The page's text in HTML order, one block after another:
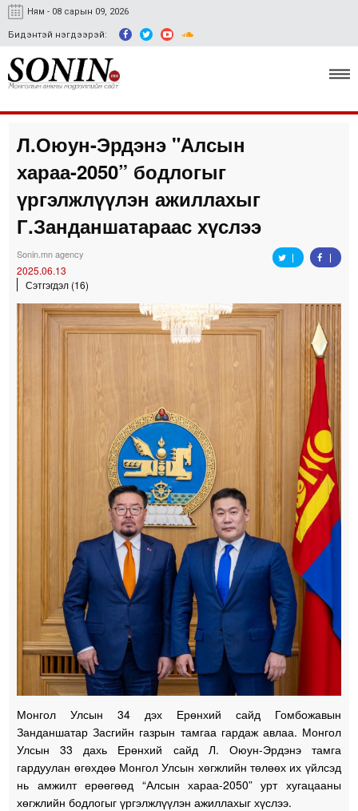
Ням - 08 сарын 09, 2026
Бидэнтэй нэгдээрэй:
Улс төр, эдийн засаг
Гэмт хэрэг
Л.Оюун-Эрдэнэ "Алсын
хараа-2050” бодлогыг
үргэлжлүүлэн ажиллахыг
Г.Занданшатараас хүслээ
Sonin.mn agency
2025.06.13
Сэтгэгдэл (16)
Монгол Улсын 34 дэх Ерөнхий сайд Гомбожавын
Занданшатар Засгийн газрын тамгаа гардаж авлаа. Монгол
Улсын 33 дахь Ерөнхий сайд Л. Оюун-Эрдэнэ тамга
гардуулан өгөхдөө Монгол Улсын хөгжлийн төлөөх их үйлсэд
нь амжилт ерөөгөөд “Алсын хараа-2050” урт хугацааны
хөгжлийн бодлогыг үргэлжлүүлэн ажиллахыг хүслээ.